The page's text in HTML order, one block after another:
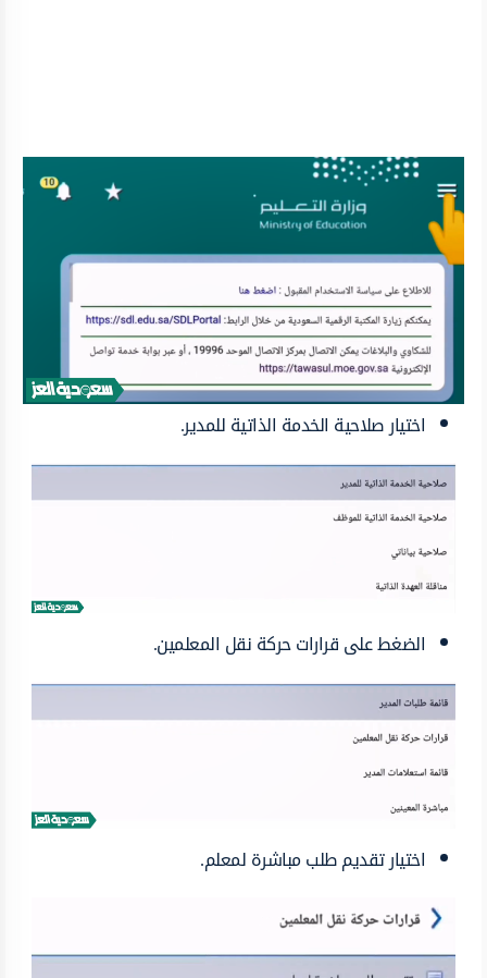
اختيار صلاحية الخدمة الذاتية للمدير.
الضغط على قرارات حركة نقل المعلمين.
اختيار تقديم طلب مباشرة لمعلم.